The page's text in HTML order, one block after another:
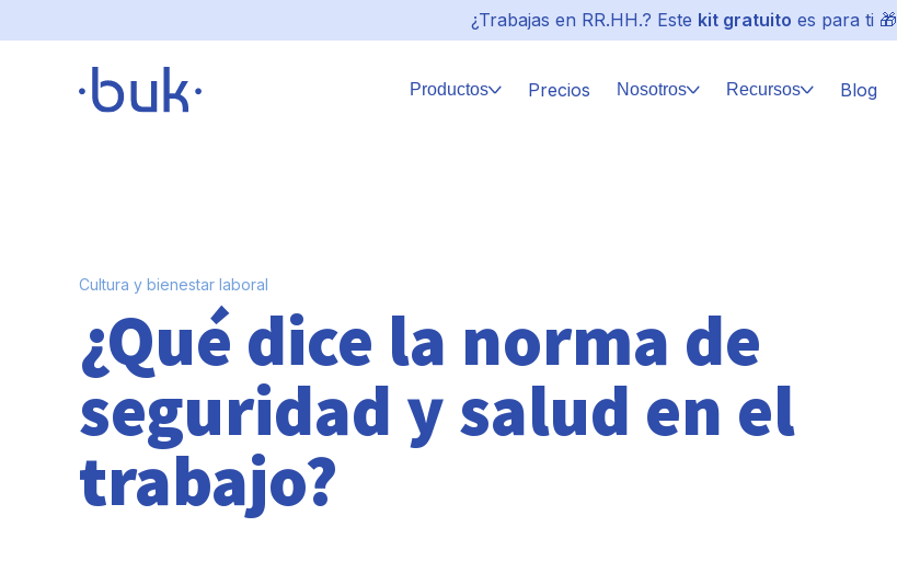
¿Trabajas en RR.HH.? Este kit gratuito es para ti 🎁
Productos Precios Nosotros Recursos Blog
Cultura y bienestar laboral
¿Qué dice la norma de
seguridad y salud en el
trabajo?